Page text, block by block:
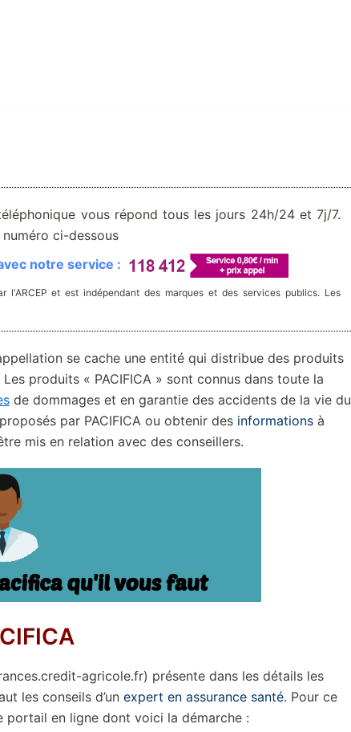
vous répond tous les jours 24h/24 et 7j/7.
ci-dessous
notre service :
l'ARCEP et est indépendant des marques et des services publics. Les
se cache une entité qui distribue des produits
produits « PACIFICA » sont connus dans toute la
de dommages et en garantie des accidents de la vie du
par PACIFICA ou obtenir des informations à
mis en relation avec des conseillers.
agricole.fr) présente dans les détails les
les conseils d’un expert en assurance santé. Pour ce
portail en ligne dont voici la démarche :